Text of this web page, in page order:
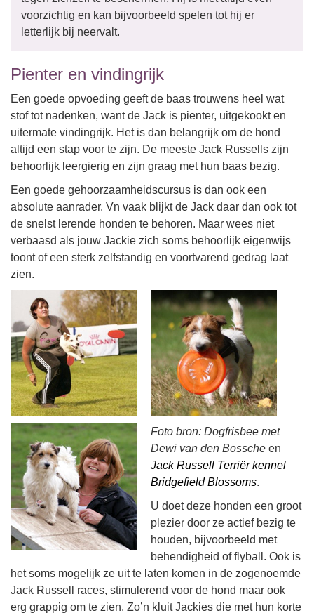
voorzichtig en kan bijvoorbeeld spelen tot hij er
letterlijk bij neervalt.
Pienter en vindingrijk
Een goede opvoeding geeft de baas trouwens heel wat
stof tot nadenken, want de Jack is pienter, uitgekookt en
uitermate vindingrijk. Het is dan belangrijk om de hond
altijd een stap voor te zijn. De meeste Jack Russells zijn
behoorlijk leergierig en zijn graag met hun baas bezig.
Een goede gehoorzaamheidscursus is dan ook een
absolute aanrader. Vn vaak blijkt de Jack daar dan ook tot
de snelst lerende honden te behoren. Maar wees niet
verbaasd als jouw Jackie zich soms behoorlijk eigenwijs
toont of een sterk zelfstandig en voortvarend gedrag laat
zien.
Foto bron: Dogfrisbee met
Dewi van den Bossche en
Jack Russell Terriër kennel
Bridgefield Blossoms.
U doet deze honden een groot
plezier door ze actief bezig te
houden, bijvoorbeeld met
behendigheid of flyball. Ook is
het soms mogelijk ze uit te laten komen in de zogenoemde
Jack Russell races, stimulerend voor de hond maar ook
erg grappig om te zien. Zo’n kluit Jackies die met hun korte